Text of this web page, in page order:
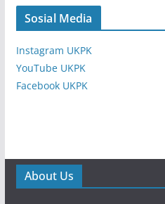
Sosial Media
Instagram UKPK
YouTube UKPK
Facebook UKPK
About Us